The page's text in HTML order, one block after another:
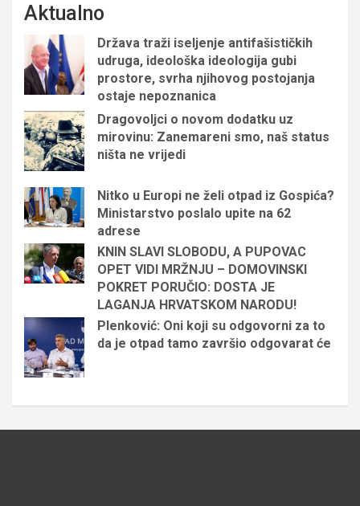
Aktualno
Država traži iseljenje antifašističkih
udruga, ideološka ideologija gubi
prostore, svrha njihovog postojanja
ostaje nepoznanica
Dragovoljci o novom dodatku uz
mirovinu: Zanemareni smo, naš status
ništa ne vrijedi
Nitko u Europi ne želi otpad iz Gospića?
Ministarstvo poslalo upite na 62
adrese
KNIN SLAVI SLOBODU, A PUPOVAC
OPET VIDI MRŽNJU – DOMOVINSKI
POKRET PORUČIO: DOSTA JE
LAGANJA HRVATSKOM NARODU!
Plenković: Oni koji su odgovorni za to
da je otpad tamo završio odgovarat će